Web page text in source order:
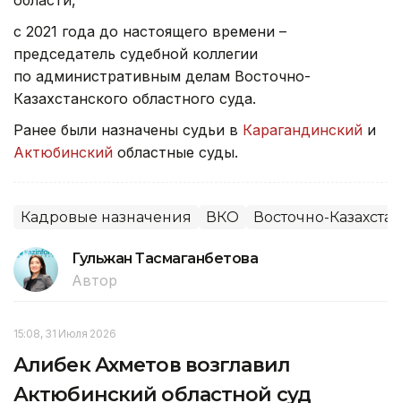
с 2021 года до настоящего времени –
председатель судебной коллегии
по административным делам Восточно-
Казахстанского областного суда.
Ранее были назначены судьи в Карагандинский и
Актюбинский областные суды.
Кадровые назначения ВКО Восточно-
Гульжан Тасмаганбетова
Автор
15:08, 31 Июля 2026
Алибек Ахметов возглавил
Актюбинский областной суд